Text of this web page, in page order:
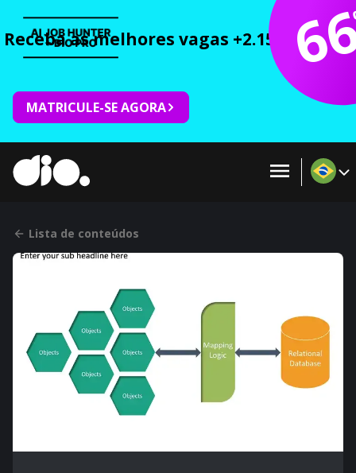
Receba as melhores vagas +2.150 cursos
MATRICULE-SE AGORA
Lista de conteúdos